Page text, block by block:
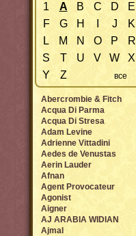
1 A B C D
E
F
G H J
K
L
M N O P
R
S
T U V W
X
Y
Z все
Abercrombie & Fitch
Acqua Di Parma
Acqua Di Stresa
Adam Levine
Adrienne Vittadini
Aedes de Venustas
Aerin Lauder
Afnan
Agent Provocateur
Agonist
Aigner
AJ ARABIA WIDIAN
Ajmal